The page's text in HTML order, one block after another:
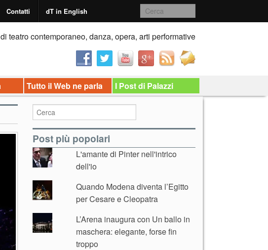
Contatti dT in English
teatro contemporaneo, danza, opera, arti performative
Tutto il Web ne parla I Post di Palazzi
Post più popolari
L'amante di Pinter nell'intrico
dell'io
Quando Modena diventa l’Egitto
per Cesare e Cleopatra
L’Arena inaugura con Un ballo in
maschera: elegante, forse fin
troppo